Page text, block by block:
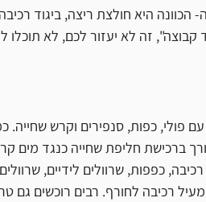
היא חולצת ריצה, ביגוד
זה לא יעזור לכם, לא תוכלו
עם פולי, כפות, סנפירים וקרש
כפפות, שרוולים לידיים, שרוולים
רכיבה לחורף. רבים רוכשים גם